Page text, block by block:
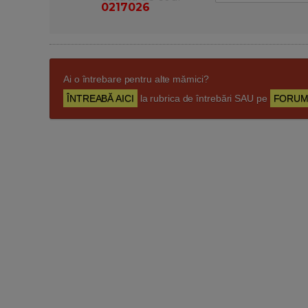
0217026
Ai o întrebare pentru alte mămici?
ÎNTREABĂ AICI
la rubrica de întrebări SAU pe